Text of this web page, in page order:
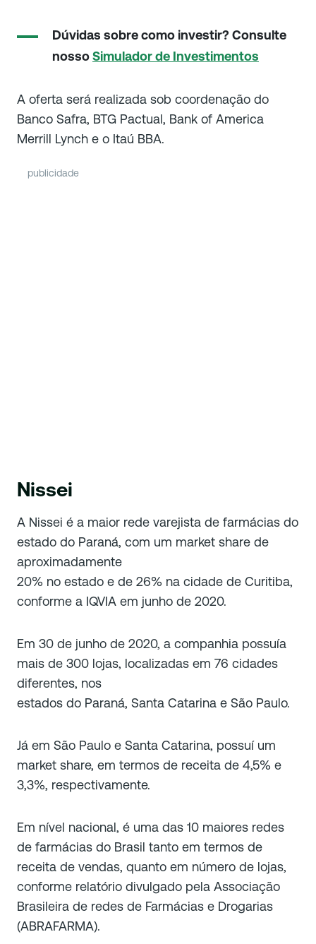
Dúvidas sobre como investir? Consulte
nossoSimulador de Investimentos
A oferta será realizada sob coordenação do
Banco Safra, BTG Pactual, Bank of America
Merrill Lynch e o Itaú BBA.
publicidade
Nissei
A Nissei é a maior rede varejista de farmácias do
estado do Paraná, com um market share de
aproximadamente
20% no estado e de 26% na cidade de Curitiba,
conforme a IQVIA em junho de 2020.
Em 30 de junho de 2020, a companhia possuía
mais de 300 lojas, localizadas em 76 cidades
diferentes, nos
estados do Paraná, Santa Catarina e São Paulo.
Já em São Paulo e Santa Catarina, possuí um
market share, em termos de receita de 4,5% e
3,3%, respectivamente.
Em nível nacional, é uma das 10 maiores redes
de farmácias do Brasil tanto em termos de
receita de vendas, quanto em número de lojas,
conforme relatório divulgado pela Associação
Brasileira de redes de Farmácias e Drogarias
(ABRAFARMA).